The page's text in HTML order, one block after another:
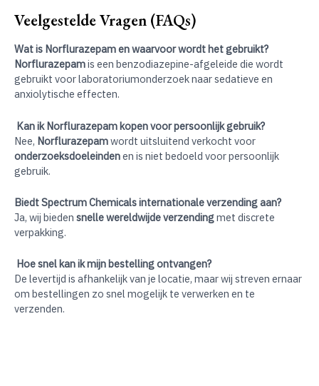
Veelgestelde Vragen (FAQs)
Wat is Norflurazepam en waarvoor wordt het gebruikt?
Norflurazepamis een benzodiazepine-afgeleide die wordt
gebruikt voor laboratoriumonderzoek naar sedatieve en
anxiolytische effecten.
Kan ik Norflurazepam kopen voor persoonlijk gebruik?
Nee, Norflurazepamwordt uitsluitend verkocht voor
onderzoeksdoeleindenen is niet bedoeld voor persoonlijk
gebruik.
Biedt Spectrum Chemicals internationale verzending aan?
Ja, wij bieden snelle wereldwijde verzendingmet discrete
verpakking.
Hoe snel kan ik mijn bestelling ontvangen?
De levertijd is afhankelijk van je locatie, maar wij streven ernaar
om bestellingen zo snel mogelijk te verwerken en te
verzenden.